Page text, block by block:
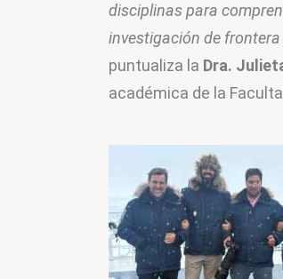
disciplinas para
investigación de
puntualiza la Dra.
académica de la